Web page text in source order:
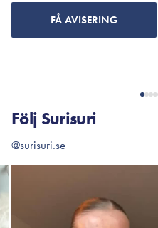
FÅ AVISERING
Följ Surisuri
@surisuri.se